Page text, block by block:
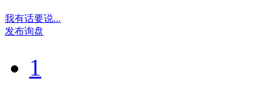
我有话要说...
发布询盘
1